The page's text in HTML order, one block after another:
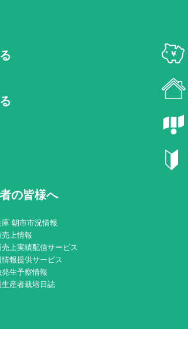
の皆様へ
朝市市況情報
上情報
上実績配信サービス
報提供サービス
生予察情報
生産者栽培日誌